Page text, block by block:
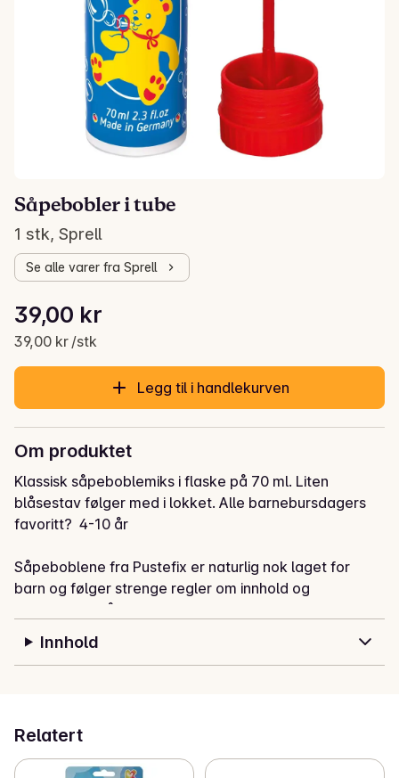
Såpebobler i tube
1 stk, Sprell
Se alle varer fra Sprell
Gjeldende pris er: 39,00 kr
39,00 kr
39,00 kr /stk
Stykkpris: 39,00 kr /stk
Legg til i handlekurven
Om produktet
Klassisk såpeboblemiks i flaske på 70 ml. Liten
blåsestav følger med i lokket. Alle barnebursdagers
favoritt?  4-10 år
Såpeboblene fra Pustefix er naturlig nok laget for
barn og følger strenge regler om innhold og
produksjon. Såpeboblemixen er laget av vann og
for skumle ingredienser.
skinn eller organiske tekstiler.
Innhold
Relatert